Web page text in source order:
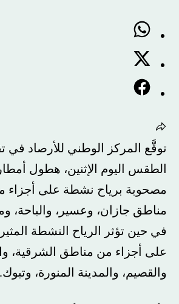
توقَّع المركز الوطني للأرصاد في
الطقس اليوم الإثنين، هطول
مصحوبة برياح نشطة على أجزاء
مناطق جازان، وعسير، والباحة،
في حين تؤثر الرياح النشطة المثيرة
على أجزاء من مناطق الشرقية،
والقصيم، والمدينة المنورة، وتبوك.